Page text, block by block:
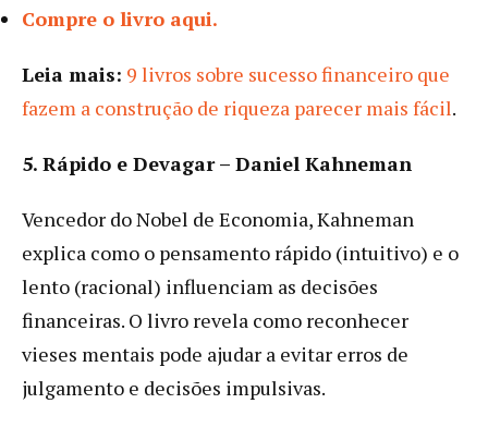
Compre o livro aqui.
Leia mais: 9 livros sobre sucesso financeiro que
fazem a construção de riqueza parecer mais fácil.
5. Rápido e Devagar – Daniel Kahneman
Vencedor do Nobel de Economia, Kahneman
explica como o pensamento rápido (intuitivo) e o
lento (racional) influenciam as decisões
financeiras. O livro revela como reconhecer
vieses mentais pode ajudar a evitar erros de
julgamento e decisões impulsivas.